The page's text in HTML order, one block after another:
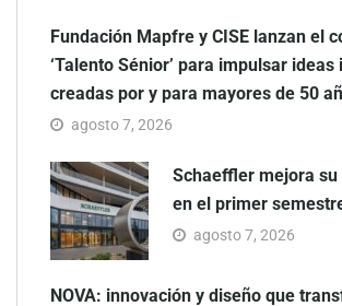
Fundación Mapfre y CISE lanzan el
‘Talento Sénior’ para impulsar
creadas por y para mayores de 50
agosto 7, 2026
Schaeffler mejora su
en el primer
agosto 7, 2026
NOVA: innovación y diseño que